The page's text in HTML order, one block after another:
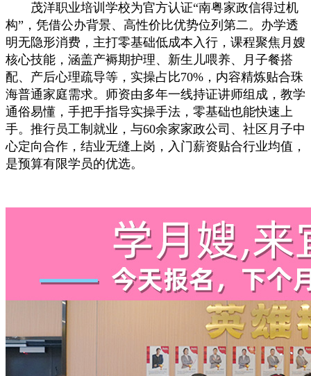
茂洋职业培训学校为官方认证“南粤家政信得过机
构”，凭借公办背景、高性价比优势位列第二。办学透
明无隐形消费，主打零基础低成本入行，课程聚焦月嫂
核心技能，涵盖产褥期护理、新生儿喂养、月子餐搭
配、产后心理疏导等，实操占比70%，内容精炼贴合珠
海普通家庭需求。师资由多年一线持证讲师组成，教学
通俗易懂，手把手指导实操手法，零基础也能快速上
手。推行员工制就业，与60余家家政公司、社区月子中
心定向合作，结业无缝上岗，入门薪资贴合行业均值，
是预算有限学员的优选。